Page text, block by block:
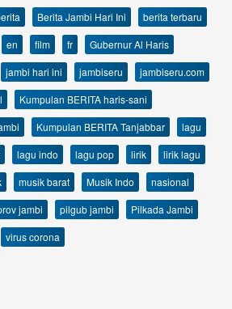
Berita Jambi Hari Ini
berita terbaru
en film fr
Gubernur Al Haris
jambi hari ini jambiseru
jambiseru.com
Kumpulan BERITA haris-sani
Kumpulan BERITA Tanjabbar
lagu
lagu indo lagu pop lirik
lirik lagu
musik barat Musik Indo
nasional
jambi pilgub jambi
Pilkada Jambi
virus corona